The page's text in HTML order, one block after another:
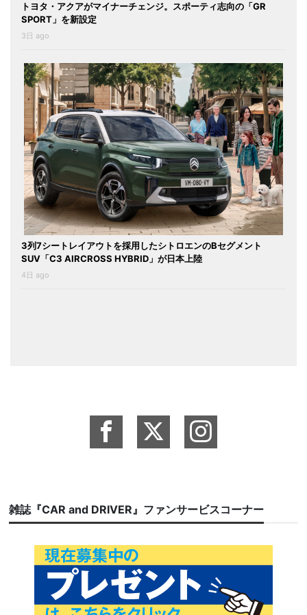
トヨタ・アクアがマイナーチェンジ。スポーティ志向の「GR
SPORT」を新設定
3日 ago
3列7シートレイアウトを採用したシトロエンのBセグメント
SUV「C3 AIRCROSS HYBRID」が日本上陸
4日 ago
雑誌『CAR and DRIVER』ファンサービスコーナー